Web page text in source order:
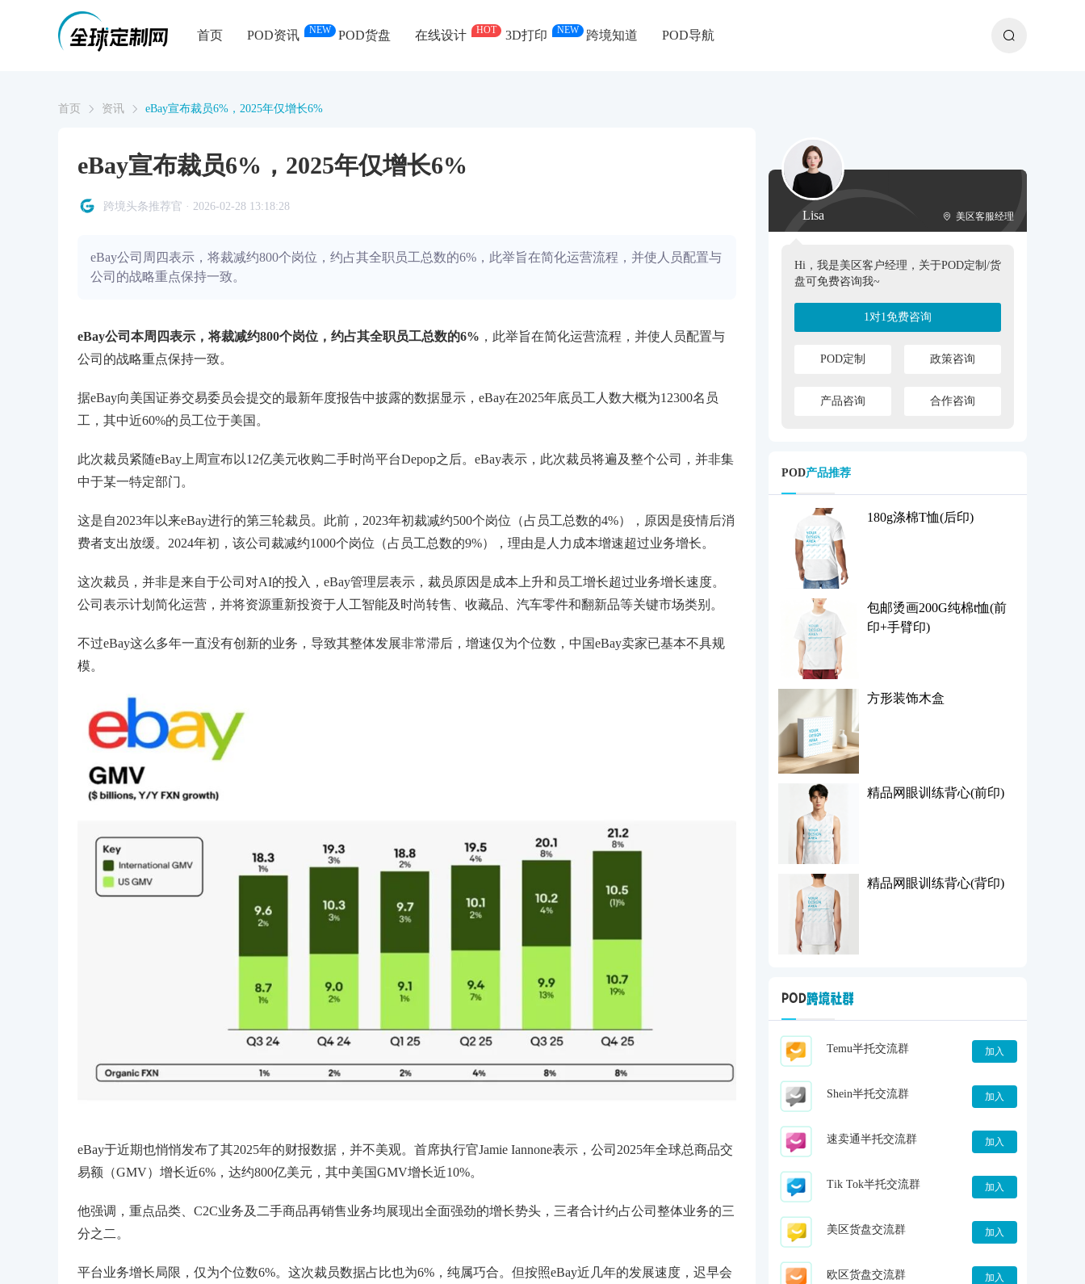
首页 POD资讯 NEW POD货盘 在线设计 HOT 3D打印 NEW 跨境知道 POD导航
首页 资讯 eBay宣布裁员6%，2025年仅增长6%
eBay宣布裁员6%，2025年仅增长6%
跨境头条推荐官 · 2026-02-28 13:18:28
eBay公司周四表示，将裁减约800个岗位，约占其全职员工总数的6%，此举旨在简化运营流程，并使人员配置与
公司的战略重点保持一致。
eBay公司本周四表示，将裁减约800个岗位，约占其全职员工总数的6% ，此举旨在简化运营流程，并使人员配置与
公司的战略重点保持一致。
据eBay向美国证券交易委员会提交的最新年度报告中披露的数据显示，eBay在2025年底员工人数大概为12300名员
工，其中近60%的员工位于美国。
此次裁员紧随eBay上周宣布以12亿美元收购二手时尚平台Depop之后。eBay表示，此次裁员将遍及整个公司，并非集
中于某一特定部门。
这是自2023年以来eBay进行的第三轮裁员。此前，2023年初裁减约500个岗位（占员工总数的4%），原因是疫情后消
费者支出放缓。2024年初，该公司裁减约1000个岗位（占员工总数的9%），理由是人力成本增速超过业务增长。
这次裁员，并非是来自于公司对AI的投入，eBay管理层表示，裁员原因是成本上升和员工增长超过业务增长速度。
公司表示计划简化运营，并将资源重新投资于人工智能及时尚转售、收藏品、汽车零件和翻新品等关键市场类别。
不过eBay这么多年一直没有创新的业务，导致其整体发展非常滞后，增速仅为个位数，中国eBay卖家已基本不具规
模。
eBay于近期也悄悄发布了其2025年的财报数据，并不美观。首席执行官Jamie Iannone表示，公司2025年全球总商品交
易额（GMV）增长近6%，达约800亿美元，其中美国GMV增长近10%。
他强调，重点品类、C2C业务及二手商品再销售业务均展现出全面强劲的增长势头，三者合计约占公司整体业务的三
分之二。
平台业务增长局限，仅为个位数6%。这次裁员数据占比也为6%，纯属巧合。但按照eBay近几年的发展速度，迟早会
Lisa 美区客服经理
Hi，我是美区客户经理，关于POD定制/货
盘可免费咨询我~
1对1免费咨询
POD定制 政策咨询
产品咨询 合作咨询
POD产品推荐
180g涤棉T恤(后印)
包邮烫画200G纯棉t恤(前
印+手臂印)
方形装饰木盒
精品网眼训练背心(前印)
精品网眼训练背心(背印)
Temu半托交流群 加入
Shein半托交流群 加入
速卖通半托交流群 加入
Tik Tok半托交流群 加入
美区货盘交流群 加入
欧区货盘交流群 加入